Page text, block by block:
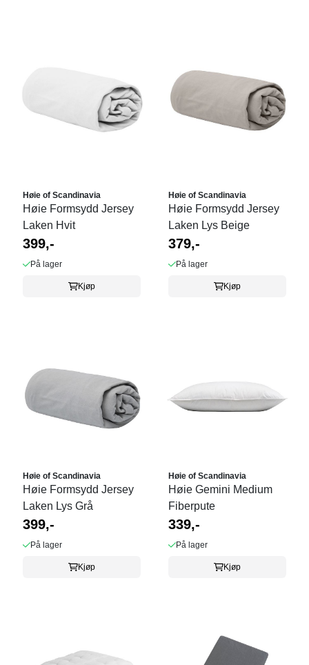
Høie of Scandinavia
Høie Formsydd Jersey
Laken Hvit
399,-
På lager
Kjøp
Høie of Scandinavia
Høie Formsydd Jersey
Laken Lys Beige
379,-
På lager
Kjøp
Høie of Scandinavia
Høie Formsydd Jersey
Laken Lys Grå
399,-
På lager
Kjøp
Høie of Scandinavia
Høie Gemini Medium
Fiberpute
339,-
På lager
Kjøp